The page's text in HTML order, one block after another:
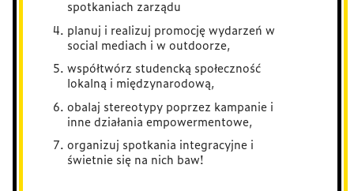
spotkaniach zarządu
planuj i realizuj promocję wydarzeń w
social mediach i w outdoorze,
współtwórz studencką społeczność
lokalną i międzynarodową,
obalaj stereotypy poprzez kampanie i
inne działania empowermentowe,
organizuj spotkania integracyjne i
świetnie się na nich baw!